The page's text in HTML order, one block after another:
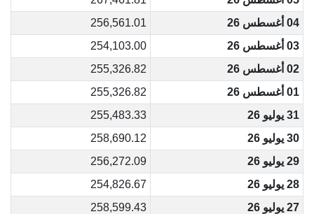
04 أغسطس 26
256,561.01
03 أغسطس 26
254,103.00
02 أغسطس 26
255,326.82
01 أغسطس 26
255,326.82
31 يوليو 26
255,483.33
30 يوليو 26
258,690.12
29 يوليو 26
256,272.09
28 يوليو 26
254,826.67
27 يوليو 26
258,599.43